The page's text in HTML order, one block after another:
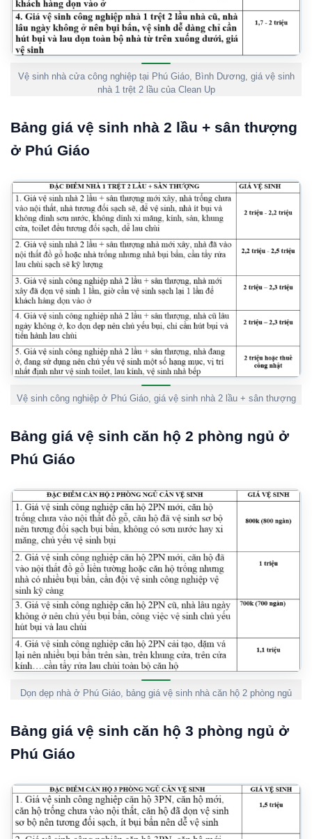
Vệ sinh nhà cửa công nghiệp tại Phú Giáo, Bình Dương, giá vệ sinh
nhà 1 trệt 2 lầu của Clean Up
Bảng giá vệ sinh nhà 2 lầu + sân thượng
ở Phú Giáo
Vệ sinh công nghiệp ở Phú Giáo, giá vệ sinh nhà 2 lầu + sân thượng
Bảng giá vệ sinh căn hộ 2 phòng ngủ ở
Phú Giáo
Dọn dẹp nhà ở Phú Giáo, bảng giá vệ sinh nhà căn hộ 2 phòng ngủ
Bảng giá vệ sinh căn hộ 3 phòng ngủ ở
Phú Giáo